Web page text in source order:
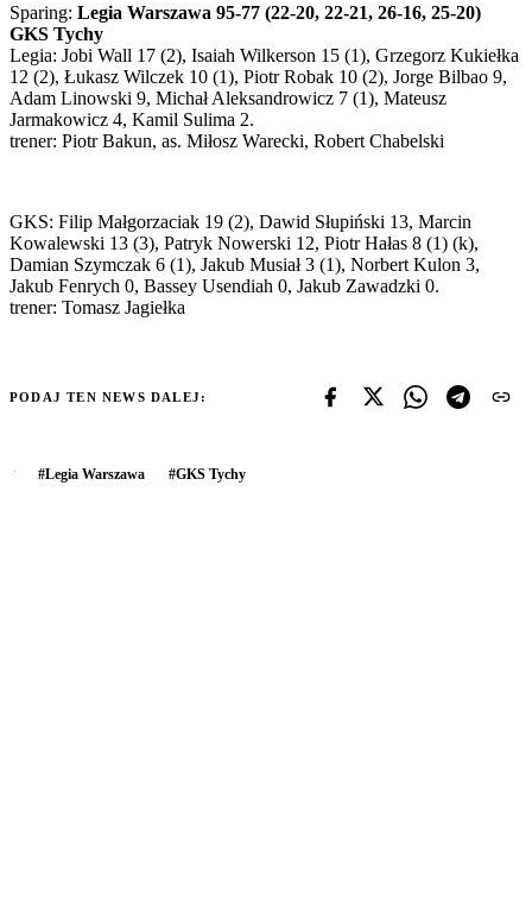
Sparing: Legia Warszawa 95-77 (22-20, 22-21, 26-16, 25-20)
GKS Tychy
Legia: Jobi Wall 17 (2), Isaiah Wilkerson 15 (1), Grzegorz Kukiełka
12 (2), Łukasz Wilczek 10 (1), Piotr Robak 10 (2), Jorge Bilbao 9,
Adam Linowski 9, Michał Aleksandrowicz 7 (1), Mateusz
Jarmakowicz 4, Kamil Sulima 2.
trener: Piotr Bakun, as. Miłosz Warecki, Robert Chabelski
GKS: Filip Małgorzaciak 19 (2), Dawid Słupiński 13, Marcin
Kowalewski 13 (3), Patryk Nowerski 12, Piotr Hałas 8 (1) (k),
Damian Szymczak 6 (1), Jakub Musiał 3 (1), Norbert Kulon 3,
Jakub Fenrych 0, Bassey Usendiah 0, Jakub Zawadzki 0.
trener: Tomasz Jagiełka
PODAJ TEN NEWS DALEJ:
#Legia Warszawa #GKS Tychy